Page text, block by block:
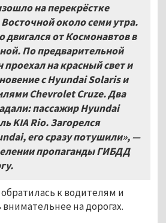
на перекрёстке
около семи утра.
двигался от Космонавтов в
По предварительной
на красный свет и
с Hyundai Solaris и
Chevrolet Cruze. Два
пассажир Hyundai
KIA Rio. Загорелся
его сразу потушили», —
пропаганды ГИБДД
к водителям и
на дорогах.